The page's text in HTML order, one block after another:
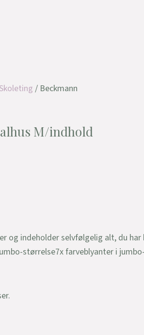
Skoleting / Beckmann
M/indhold
og indeholder selvfølgelig alt, du
størrelse7x farveblyanter i